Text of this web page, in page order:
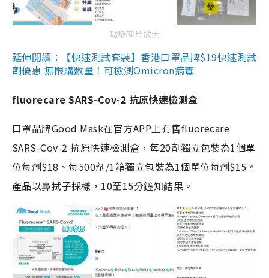
點擊圖片放大
延伸閱讀：【快速測試套裝】香港口罩品牌$19快速測試
劑優惠 無限購數量！可檢測Omicron病毒
fluorecare SARS-Cov-2 抗原快速檢測盒
口罩品牌Good Mask在官方APP上有售fluorecare
SARS-Cov-2 抗原快速檢測盒，每20劑獨立包裝為1個單
位每劑$18、每500劑/1箱獨立包裝為1個單位每劑$15。
產品以鼻拭子採樣，10至15分鐘知結果。